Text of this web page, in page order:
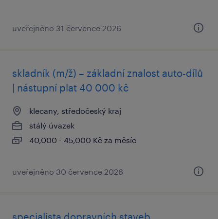
uveřejněno 31 července 2026
skladník (m/ž) – základní znalost auto-dílů
| nástupní plat 40 000 kč
klecany, středočeský kraj
stálý úvazek
40,000 - 45,000 Kč za měsíc
uveřejněno 30 července 2026
specialista dopravních staveb